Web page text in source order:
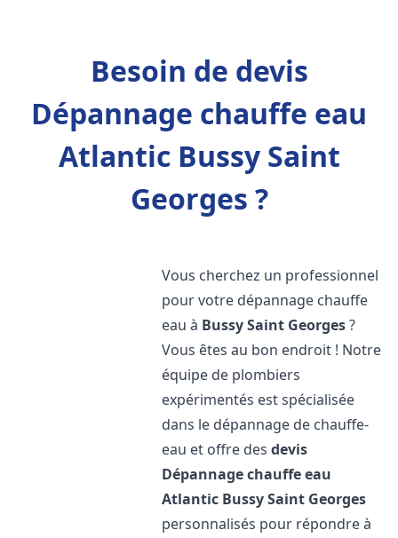
Besoin de devis
Dépannage chauffe eau
Atlantic Bussy Saint
Georges ?
Vous cherchez un professionnel
pour votre dépannage chauffe
eau à Bussy Saint Georges?
Vous êtes au bon endroit ! Notre
équipe de plombiers
expérimentés est spécialisée
dans le dépannage de chauffe-
eau et offre desdevis
Dépannage chauffe eau
Atlantic Bussy Saint Georges
personnalisés pour répondre à